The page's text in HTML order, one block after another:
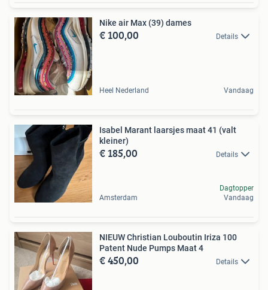
Nike air Max (39) dames
€ 100,00 Details
Heel Nederland Vandaag
Isabel Marant laarsjes maat 41 (valt
kleiner)
€ 185,00 Details
Amsterdam
Dagtopper
Vandaag
NIEUW Christian Louboutin Iriza 100
Patent Nude Pumps Maat 4
€ 450,00 Details